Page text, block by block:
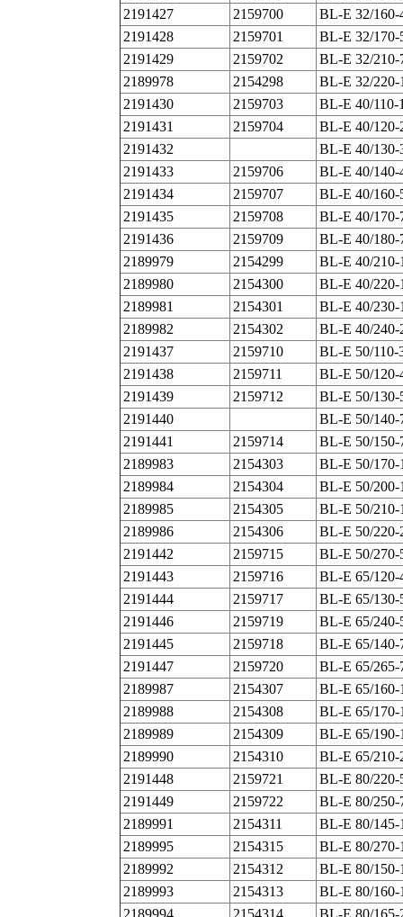
2191427
2159700
BL-E 32/160-
2191428
2159701
BL-E 32/170-
2191429
2159702
BL-E 32/210-
2189978
2154298
BL-E 32/220-
2191430
2159703
BL-E 40/110-
2191431
2159704
BL-E 40/120-
2191432
BL-E 40/130-
2191433
2159706
BL-E 40/140-
2191434
2159707
BL-E 40/160-
2191435
2159708
BL-E 40/170-
2191436
2159709
BL-E 40/180-
2189979
2154299
BL-E 40/210-
2189980
2154300
BL-E 40/220-
2189981
2154301
BL-E 40/230-
2189982
2154302
BL-E 40/240-
2191437
2159710
BL-E 50/110-
2191438
2159711
BL-E 50/120-
2191439
2159712
BL-E 50/130-
2191440
BL-E 50/140-
2191441
2159714
BL-E 50/150-
2189983
2154303
BL-E 50/170-
2189984
2154304
BL-E 50/200-
2189985
2154305
BL-E 50/210-
2189986
2154306
BL-E 50/220-
2191442
2159715
BL-E 50/270-
2191443
2159716
BL-E 65/120-
2191444
2159717
BL-E 65/130-
2191446
2159719
BL-E 65/240-
2191445
2159718
BL-E 65/140-
2191447
2159720
BL-E 65/265-
2189987
2154307
BL-E 65/160-
2189988
2154308
BL-E 65/170-
2189989
2154309
BL-E 65/190-
2189990
2154310
BL-E 65/210-
2191448
2159721
BL-E 80/220-
2191449
2159722
BL-E 80/250-
2189991
2154311
BL-E 80/145-
2189995
2154315
BL-E 80/270-
2189992
2154312
BL-E 80/150-
2189993
2154313
BL-E 80/160-
2189994
2154314 BL-E 80/165-